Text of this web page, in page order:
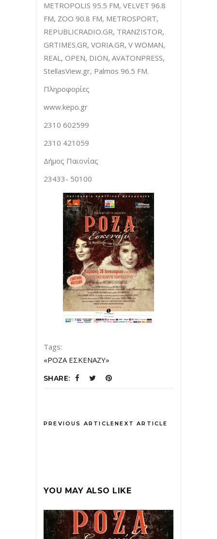
METROPOLIS 95.5 FM, VELVET 96.8
FM, ZOO 90.8 FM, METROSPORT,
REPUBLICRADIO.GR, TRANZISTOR,
GRTIMES.GR, VORIA.GR, V WOMAN,
REAL, OPEN, DION, AVATONPRESS,
StellasView.gr, Palmos 96.5 FM.
Πληροφορίες
www.kepo.gr
2310 602599
2310 421059
Δήμος Παιονίας
23433- 50100
Tags:
«ΡΟΖΑ ΕΣΚΕΝΑΖΥ»
SHARE:
PREVIOUS ARTICLENEXT ARTICLE
YOU MAY ALSO LIKE